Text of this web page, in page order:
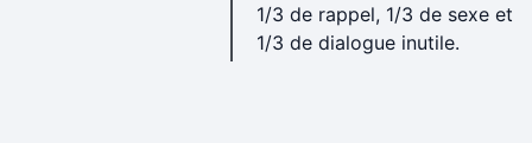
1/3 de rappel, 1/3 de sexe et
1/3 de dialogue inutile.